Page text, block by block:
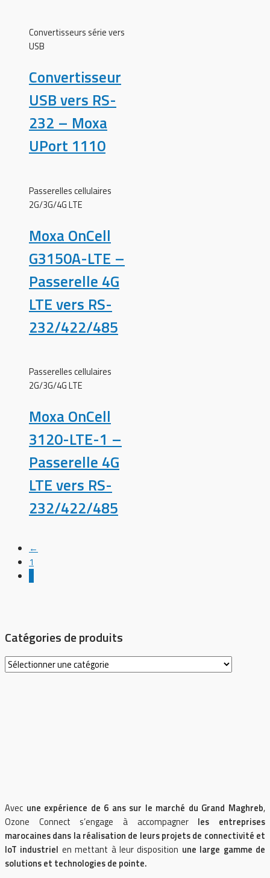
Catégories de produits
Convertisseurs série vers
USB
Convertisseur
USB vers RS-
232 – Moxa
UPort 1110
Passerelles cellulaires
2G/3G/4G LTE
Moxa OnCell
G3150A-LTE –
Passerelle 4G
LTE vers RS-
232/422/485
Passerelles cellulaires
2G/3G/4G LTE
Moxa OnCell
3120-LTE-1 –
Passerelle 4G
LTE vers RS-
232/422/485
←
1
Avec une expérience de 6 ans sur le marché du Grand Maghreb,
Ozone Connect s’engage à accompagner les entreprises
marocaines dans la réalisation de leurs projets de connectivité et
IoT industriel en mettant à leur disposition une large gamme de
solutions et technologies de pointe.